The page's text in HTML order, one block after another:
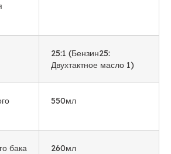
25:1 (Бензин25:
Двухтактное масло 1)
550мл
бака
260мл